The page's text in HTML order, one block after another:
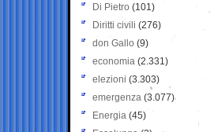
Di Pietro (101)
Diritti civili (276)
don Gallo (9)
economia (2.331)
elezioni (3.303)
emergenza (3.077)
Energia (45)